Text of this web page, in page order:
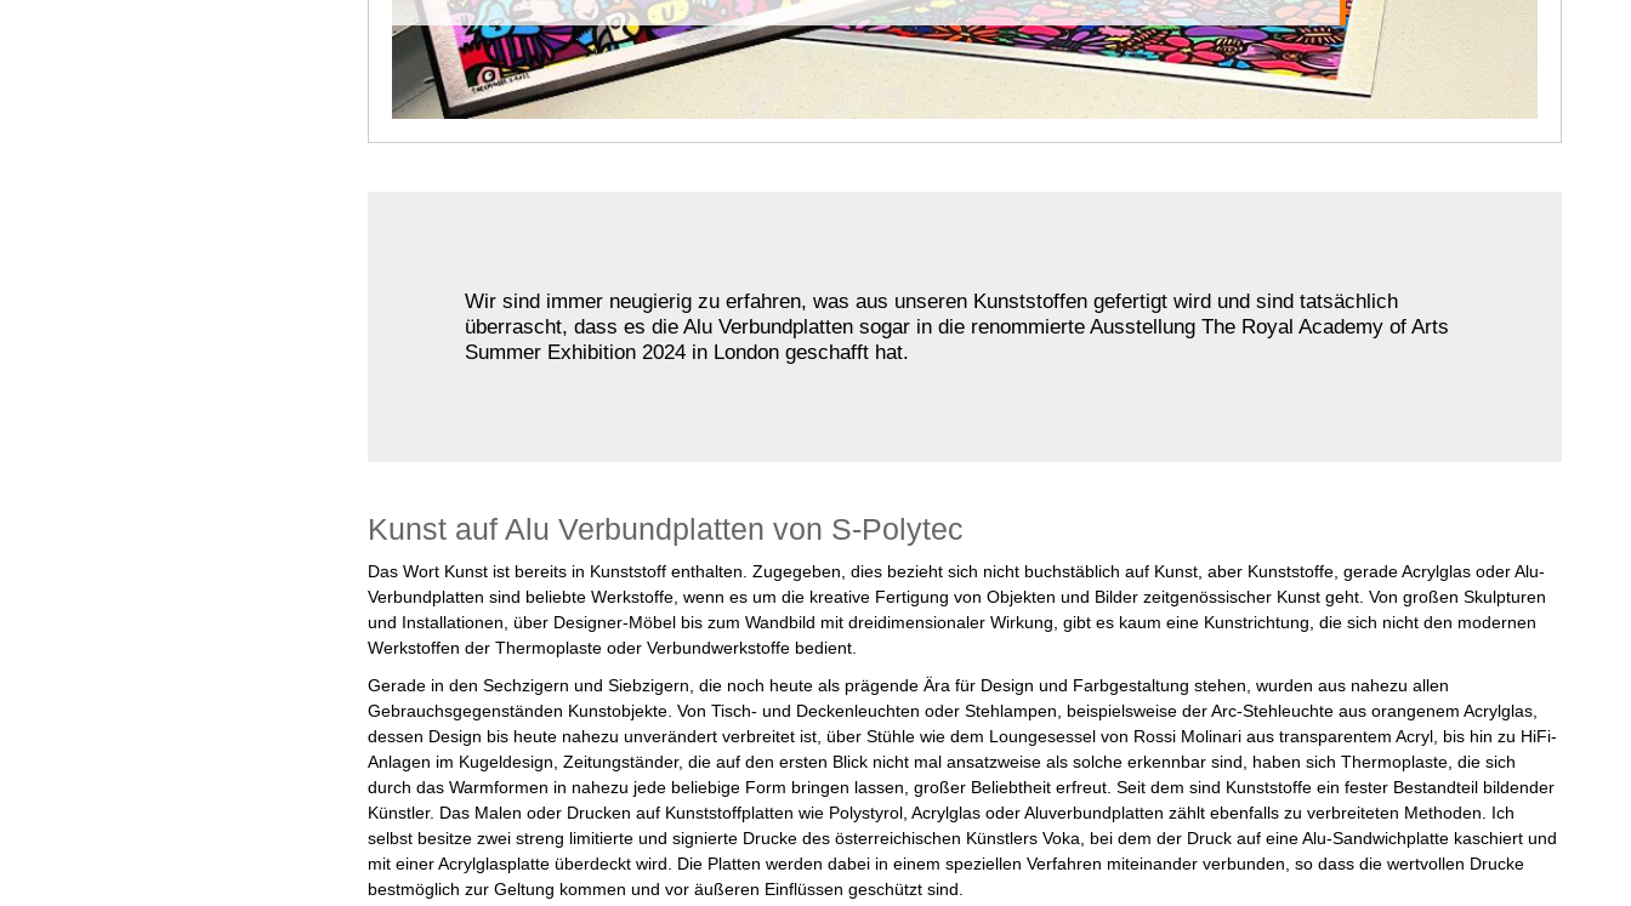
Wir sind immer neugierig zu erfahren, was aus unseren Kunststoffen gefertigt wird und sind tatsächlich
überrascht, dass es die Alu Verbundplatten sogar in die renommierte Ausstellung The Royal Academy of Arts
Summer Exhibition 2024 in London geschafft hat.
Kunst auf Alu Verbundplatten von S-Polytec
Das Wort Kunst ist bereits in Kunststoff enthalten. Zugegeben, dies bezieht sich nicht buchstäblich auf Kunst, aber Kunststoffe, gerade Acrylglas oder Alu-
Verbundplatten sind beliebte Werkstoffe, wenn es um die kreative Fertigung von Objekten und Bilder zeitgenössischer Kunst geht. Von großen Skulpturen
und Installationen, über Designer-Möbel bis zum Wandbild mit dreidimensionaler Wirkung, gibt es kaum eine Kunstrichtung, die sich nicht den modernen
Werkstoffen der Thermoplaste oder Verbundwerkstoffe bedient.
Gerade in den Sechzigern und Siebzigern, die noch heute als prägende Ära für Design und Farbgestaltung stehen, wurden aus nahezu allen
Gebrauchsgegenständen Kunstobjekte. Von Tisch- und Deckenleuchten oder Stehlampen, beispielsweise der Arc-Stehleuchte aus orangenem Acrylglas,
dessen Design bis heute nahezu unverändert verbreitet ist, über Stühle wie dem Loungesessel von Rossi Molinari aus transparentem Acryl, bis hin zu HiFi-
Anlagen im Kugeldesign, Zeitungständer, die auf den ersten Blick nicht mal ansatzweise als solche erkennbar sind, haben sich Thermoplaste, die sich
durch das Warmformen in nahezu jede beliebige Form bringen lassen, großer Beliebtheit erfreut. Seit dem sind Kunststoffe ein fester Bestandteil bildender
Künstler. Das Malen oder Drucken auf Kunststoffplatten wie Polystyrol, Acrylglas oder Aluverbundplatten zählt ebenfalls zu verbreiteten Methoden. Ich
selbst besitze zwei streng limitierte und signierte Drucke des österreichischen Künstlers Voka, bei dem der Druck auf eine Alu-Sandwichplatte kaschiert und
mit einer Acrylglasplatte überdeckt wird. Die Platten werden dabei in einem speziellen Verfahren miteinander verbunden, so dass die wertvollen Drucke
bestmöglich zur Geltung kommen und vor äußeren Einflüssen geschützt sind.